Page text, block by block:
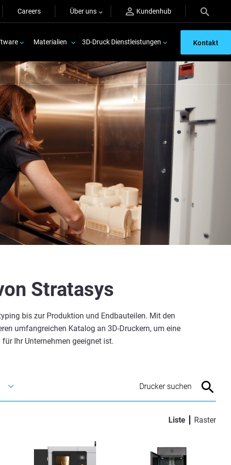
Careers Über uns Kundenhub
Materialien 3D-Druck Dienstleistungen Kontakt
Stratasys
bis zur Produktion und Endbauteilen. Mit den
umfangreichen Katalog an 3D-Druckern, um eine
Ihr Unternehmen geeignet ist.
Liste Raster